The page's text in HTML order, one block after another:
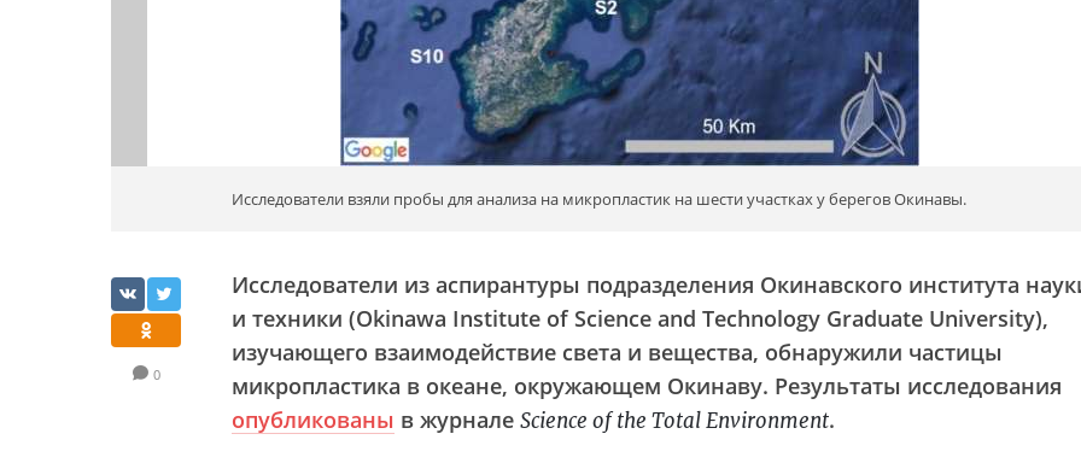
Исследователи взяли пробы для анализа на микропластик на шести участках у берегов Окинавы.
0
Исследователи из аспирантуры подразделения Окинавского института
и техники (Okinawa Institute of Science and Technology Graduate University),
изучающего взаимодействие света и вещества, обнаружили частицы
микропластика в океане, окружающем Окинаву. Результаты исследования
опубликованы в журнале Science of the Total Environment.